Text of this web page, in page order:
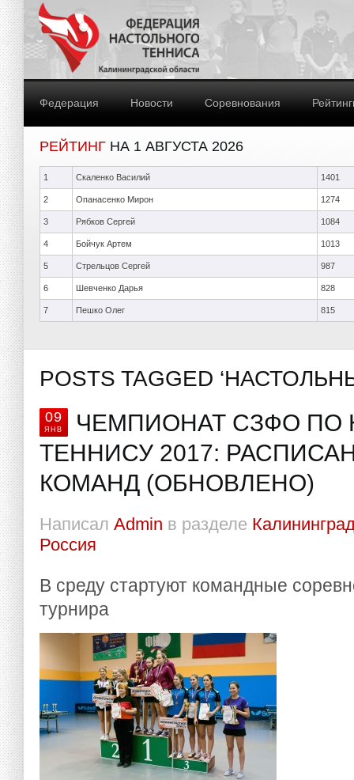
Федерация Новости Соревнования
РЕЙТИНГ НА 1 АВГУСТА 2026
1 Скаленко Василий 1401
2 Опанасенко Мирон 1274
3 Рябков Сергей 1084
4 Бойчук Артем 1013
5 Стрельцов Сергей 987
6 Шевченко Дарья 828
7 Пешко Олег 815
POSTS TAGGED
09
ЯНВ
ЧЕМПИОНАТ СЗФО ПО
ТЕННИСУ 2017:
КОМАНД (ОБНОВЛЕНО)
Написал Admin в разделе
Россия
В среду стартуют командные
турнира